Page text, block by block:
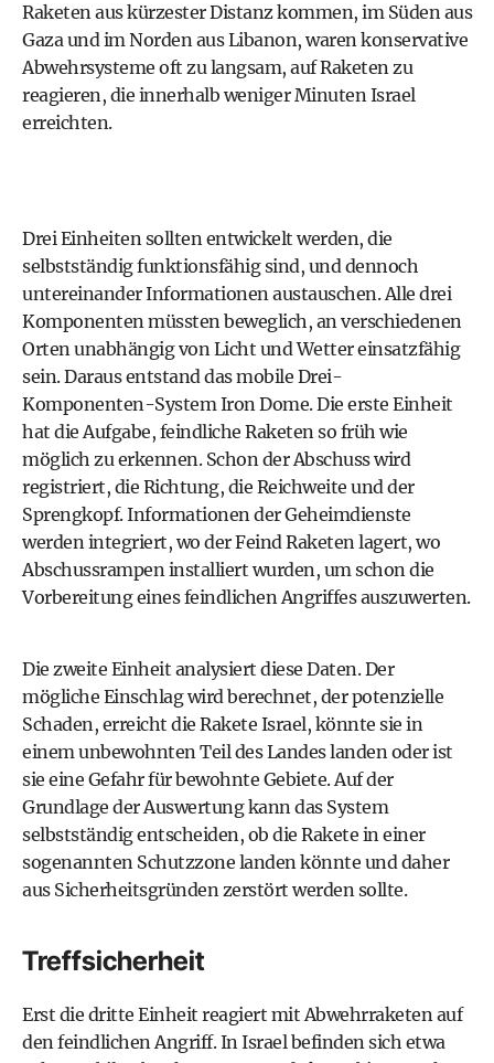
Raketen aus kürzester Distanz kommen, im Süden aus
Gaza und im Norden aus Libanon, waren konservative
Abwehrsysteme oft zu langsam, auf Raketen zu
reagieren, die innerhalb weniger Minuten Israel
erreichten.
Drei Einheiten sollten entwickelt werden, die
selbstständig funktionsfähig sind, und dennoch
untereinander Informationen austauschen. Alle drei
Komponenten müssten beweglich, an verschiedenen
Orten unabhängig von Licht und Wetter einsatzfähig
sein. Daraus entstand das mobile Drei-
Komponenten-System Iron Dome. Die erste Einheit
hat die Aufgabe, feindliche Raketen so früh wie
möglich zu erkennen. Schon der Abschuss wird
registriert, die Richtung, die Reichweite und der
Sprengkopf. Informationen der Geheimdienste
werden integriert, wo der Feind Raketen lagert, wo
Abschussrampen installiert wurden, um schon die
Vorbereitung eines feindlichen Angriffes auszuwerten.
Die zweite Einheit analysiert diese Daten. Der
mögliche Einschlag wird berechnet, der potenzielle
Schaden, erreicht die Rakete Israel, könnte sie in
einem unbewohnten Teil des Landes landen oder ist
sie eine Gefahr für bewohnte Gebiete. Auf der
Grundlage der Auswertung kann das System
selbstständig entscheiden, ob die Rakete in einer
sogenannten Schutzzone landen könnte und daher
aus Sicherheitsgründen zerstört werden sollte.
Treffsicherheit
Erst die dritte Einheit reagiert mit Abwehrraketen auf
den feindlichen Angriff. In Israel befinden sich etwa